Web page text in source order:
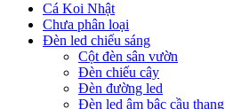
Cá Koi Nhật
Chưa phân loại
Đèn led chiếu sáng
Cột đèn sân vườn
Đèn chiếu cây
Đèn đường led
Đèn led âm bậc cầu thang